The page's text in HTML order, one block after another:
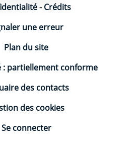
-Crédits
une erreur
Plan du site
: partiellement conforme
des contacts
des cookies
Se connecter